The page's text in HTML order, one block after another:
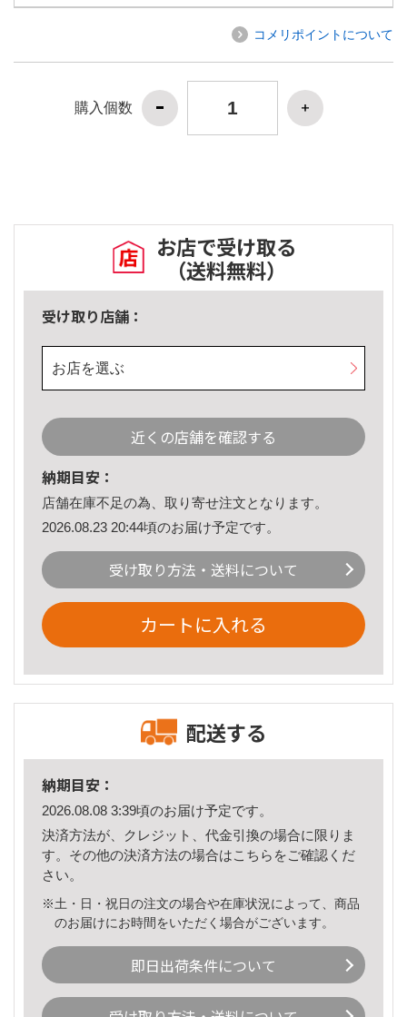
コメリポイントについて
購入個数
お店で受け取る
（送料無料）
受け取り店舗：
お店を選ぶ
近くの店舗を確認する
納期目安：
店舗在庫不足の為、取り寄せ注文となります。
2026.08.23 20:44頃のお届け予定です。
受け取り方法・送料について
カートに入れる
配送する
納期目安：
2026.08.08 3:39頃のお届け予定です。
決済方法が、クレジット、代金引換の場合に限りま
す。その他の決済方法の場合はこちら をご確認くだ
さい。
※土・日・祝日の注文の場合や在庫状況によって、商品
のお届けにお時間をいただく場合がございます。
即日出荷条件について